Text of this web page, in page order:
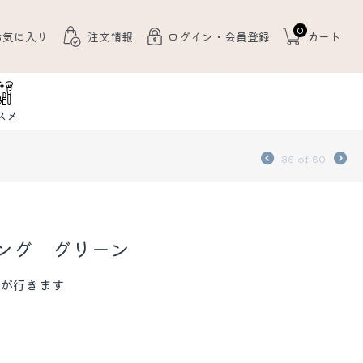
に入り 注文情報 ログイン・会員登録 0 カート
メ
36 of 60
グ グリーン
行きます